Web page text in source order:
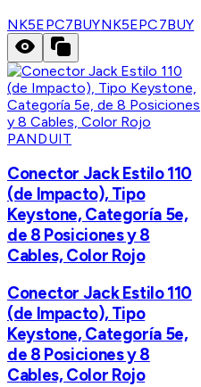
NK5EPC7BUYNK5EPC7BUY
PANDUIT
Conector Jack Estilo 110
(de Impacto), Tipo
Keystone, Categoría 5e,
de 8 Posiciones y 8
Cables, Color Rojo
Conector Jack Estilo 110
(de Impacto), Tipo
Keystone, Categoría 5e,
de 8 Posiciones y 8
Cables, Color Rojo